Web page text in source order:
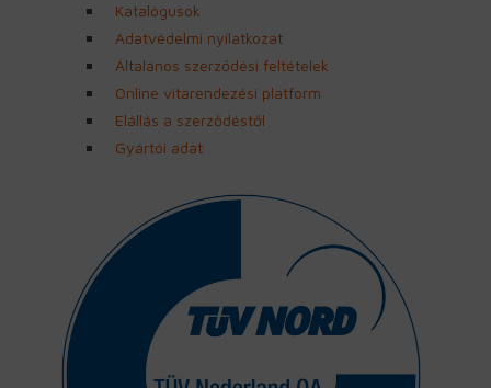
Katalógusok
Adatvédelmi nyilatkozat
Általános szerződési feltételek
Online vitarendezési platform
Elállás a szerződéstől
Gyártói adat